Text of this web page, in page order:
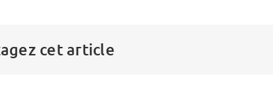
cet article